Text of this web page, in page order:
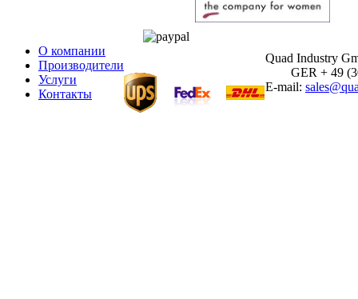
О компании
Производители
Услуги
Контакты
Quad Industry
GER + 49
E-mail: